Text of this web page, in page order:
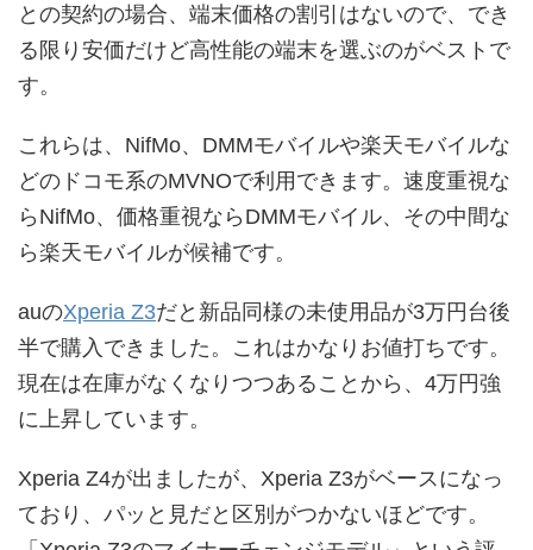
との契約の場合、端末価格の割引はないので、でき
る限り安価だけど高性能の端末を選ぶのがベストで
す。
これらは、NifMo、DMMモバイルや楽天モバイルな
どのドコモ系のMVNOで利用できます。速度重視な
らNifMo、価格重視ならDMMモバイル、その中間な
ら楽天モバイルが候補です。
auのXperia Z3だと新品同様の未使用品が3万円台後
半で購入できました。これはかなりお値打ちです。
現在は在庫がなくなりつつあることから、4万円強
に上昇しています。
Xperia Z4が出ましたが、Xperia Z3がベースになっ
ており、パッと見だと区別がつかないほどです。